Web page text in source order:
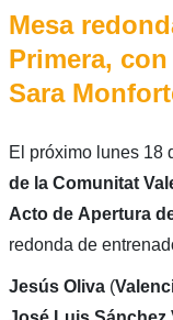
Mesa
Primera,
Sara
El próximo lunes 18
de la Comunitat
Acto de Apertura
redonda de
Jesús Oliva (